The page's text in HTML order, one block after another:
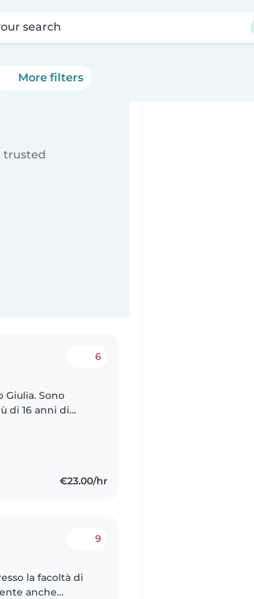
search
More filters
trusted
6
di 16 anni di
€23.00/hr
9
la facoltà di
anche